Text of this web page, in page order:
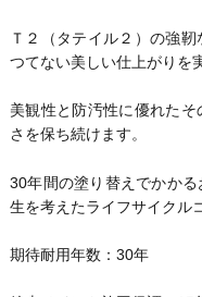
Ｔ２（タテイル２）の強
つてない美しい仕上がりを
美観性と防汚性に優れた
さを保ち続けます。
30年間の塗り替えでかか
生を考えたライフサイクル
期待耐用年数：30年